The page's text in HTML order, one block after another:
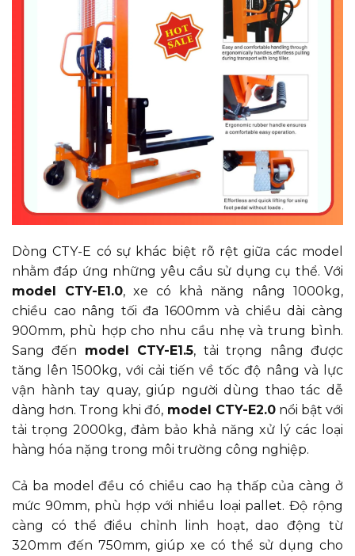
Dòng CTY-E có sự khác biệt rõ rệt giữa các model
nhằm đáp ứng những yêu cầu sử dụng cụ thể. Với
model CTY-E1.0, xe có khả năng nâng 1000kg,
chiều cao nâng tối đa 1600mm và chiều dài càng
900mm, phù hợp cho nhu cầu nhẹ và trung bình.
Sang đến model CTY-E1.5, tải trọng nâng được
tăng lên 1500kg, với cải tiến về tốc độ nâng và lực
vận hành tay quay, giúp người dùng thao tác dễ
dàng hơn. Trong khi đó, model CTY-E2.0nổi bật với
tải trọng 2000kg, đảm bảo khả năng xử lý các loại
hàng hóa nặng trong môi trường công nghiệp.
Cả ba model đều có chiều cao hạ thấp của càng ở
mức 90mm, phù hợp với nhiều loại pallet. Độ rộng
càng có thể điều chỉnh linh hoạt, dao động từ
320mm đến 750mm, giúp xe có thể sử dụng cho